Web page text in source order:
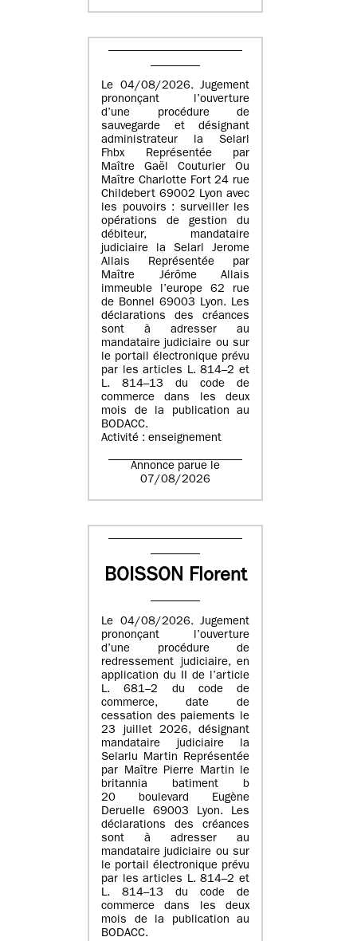
Le 04/08/2026. Jugement
prononçant l’ouverture
d’une procédure de
sauvegarde et désignant
administrateur la Selarl
Fhbx Représentée par
Maître Gaël Couturier Ou
Maître Charlotte Fort 24 rue
Childebert 69002 Lyon avec
les pouvoirs : surveiller les
opérations de gestion du
débiteur, mandataire
judiciaire la Selarl Jerome
Allais Représentée par
Maître Jérôme Allais
immeuble l’europe 62 rue
de Bonnel 69003 Lyon. Les
déclarations des créances
sont à adresser au
mandataire judiciaire ou sur
le portail électronique prévu
par les articles L. 814–2 et
L. 814–13 du code de
commerce dans les deux
mois de la publication au
BODACC.
Activité : enseignement
Annonce parue le
07/08/2026
BOISSON Florent
Le 04/08/2026. Jugement
prononçant l’ouverture
d’une procédure de
redressement judiciaire, en
application du II de l’article
L. 681–2 du code de
commerce, date de
cessation des paiements le
23 juillet 2026, désignant
mandataire judiciaire la
Selarlu Martin Représentée
par Maître Pierre Martin le
britannia batiment b
20 boulevard Eugène
Deruelle 69003 Lyon. Les
déclarations des créances
sont à adresser au
mandataire judiciaire ou sur
le portail électronique prévu
par les articles L. 814–2 et
L. 814–13 du code de
commerce dans les deux
mois de la publication au
BODACC.